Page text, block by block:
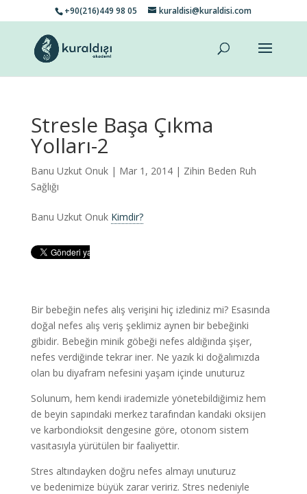
+90(216)449 98 05 kuraldisi@kuraldisi.com
Stresle Başa Çıkma
Yolları-2
Banu Uzkut Onuk| Mar 1, 2014 | Zihin Beden Ruh
Sağlığı
Banu Uzkut Onuk Kimdir?
Bir bebeğin nefes alış verişini hiç izlediniz mi? Esasında
doğal nefes alış veriş şeklimiz aynen bir bebeğinki
gibidir. Bebeğin minik göbeği nefes aldığında şişer,
nefes verdiğinde tekrar iner. Ne yazık ki doğalımızda
olan bu diyafram nefesini yaşam içinde unuturuz
Solunum, hem kendi irademizle yönetebildiğimiz hem
de beyin sapındaki merkez tarafından kandaki oksijen
ve karbondioksit dengesine göre, otonom sistem
vasıtasıyla yürütülen bir faaliyettir.
Stres altındayken doğru nefes almayı unuturuz
ve bedenimize büyük zarar veririz. Stres nedeniyle